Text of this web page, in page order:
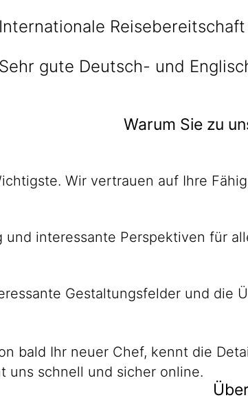
Internationale Reisebereitschaft
Sehr gute Deutsch- und
Warum Sie zu
Wir ver­trauen auf Ihre
und interes­sante Perspek­tiven für
Ge­stal­tungs­felder und die
bald Ihr neuer Chef, kennt die
uns schnell und sicher online.